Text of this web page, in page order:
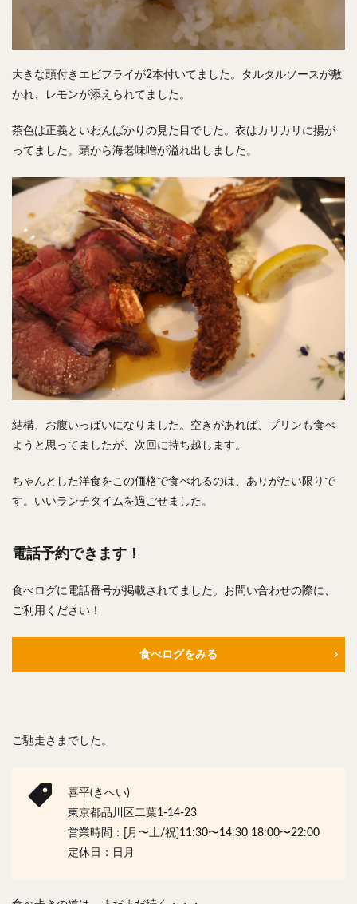
大きな頭付きエビフライが2本付いてました。タルタルソースが敷
かれ、レモンが添えられてました。
茶色は正義といわんばかりの見た目でした。衣はカリカリに揚が
ってました。頭から海老味噌が溢れ出しました。
結構、お腹いっぱいになりました。空きがあれば、プリンも食べ
ようと思ってましたが、次回に持ち越します。
ちゃんとした洋食をこの価格で食べれるのは、ありがたい限りで
す。いいランチタイムを過ごせました。
電話予約できます！
食べログに電話番号が掲載されてました。お問い合わせの際に、
ご利用ください！
食べログをみる
ご馳走さまでした。
喜平(きへい)
東京都品川区二葉1-14-23
営業時間：[月〜土/祝]11:30〜14:30 18:00〜22:00
定休日：日月